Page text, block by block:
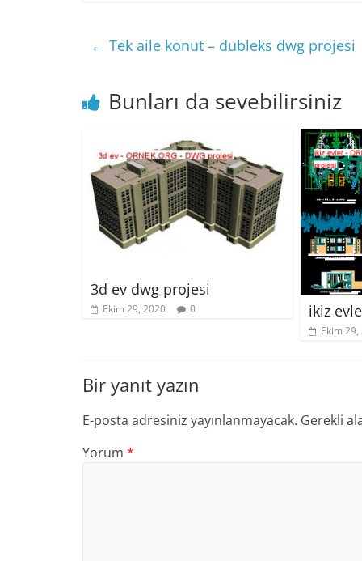
← Tek aile konut – dubleks dwg projesi
Bunları da sevebilirsiniz
3d ev dwg projesi
Ekim 29, 2020 0 ikiz
Ekim
Bir yanıt yazın
E-posta adresiniz yayınlanmayacak. Gerekli
Yorum *